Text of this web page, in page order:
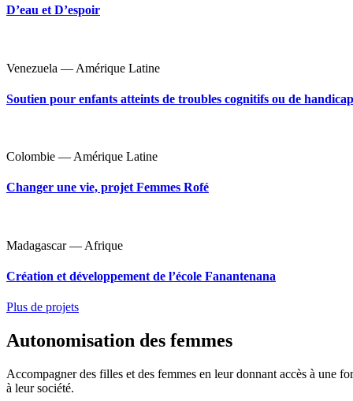
D’eau et D’espoir
Venezuela — Amérique Latine
Soutien pour enfants atteints de troubles cognitifs ou de
Colombie — Amérique Latine
Changer une vie, projet Femmes Rofé
Madagascar — Afrique
Création et développement de l’école Fanantenana
Plus de projets
Autonomisation des femmes
Accompagner des filles et des femmes en leur donnant accès à une
à leur société.